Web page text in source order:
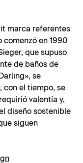
marca referentes
comenzó en 1990
que supuso
de baños de
se
con el tiempo, se
valentía y,
diseño sostenible
siguen